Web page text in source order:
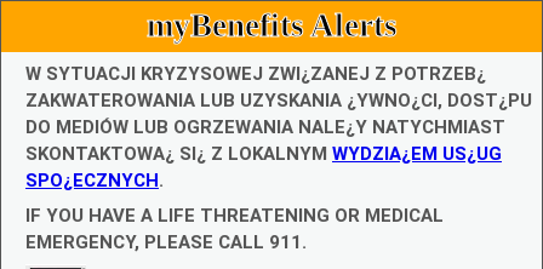
myBenefits Alerts
W SYTUACJI KRYZYSOWEJ ZWI¿ZANEJ Z POTRZEB¿
ZAKWATEROWANIA LUB UZYSKANIA ¿YWNO¿CI, DOST¿PU
DO MEDIÓW LUB OGRZEWANIA NALE¿Y NATYCHMIAST
SKONTAKTOWA¿ SI¿ Z LOKALNYM WYDZIA¿EM US¿UG
SPO¿ECZNYCH.
IF YOU HAVE A LIFE THREATENING OR MEDICAL
EMERGENCY, PLEASE CALL 911.